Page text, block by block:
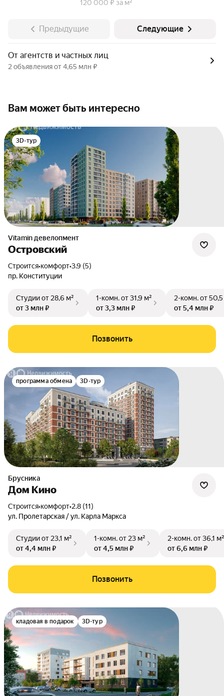
120 000 ₽ за м²
Предыдущие Следующие
От агентств и частных лиц
2 объявления от 4,65 млн ₽
Вам может быть интересно
3D-тур
Vitamin девелопмент
Островский
Строится•комфорт•3.9 (5)
пр. Конституции
Студииот 28,6 м²
от 3 млн ₽
1-комн.от 31,9 м²
от 3,3 млн ₽
2-комн.от
от 5,4 млн ₽
Позвонить
программа обмена 3D-тур
Брусника
Дом Кино
Строится•комфорт•2.8 (11)
ул. Пролетарская / ул. Карла Маркса
Студииот 23,1 м²
от 4,4 млн ₽
1-комн.от 23 м²
от 4,5 млн ₽
2-комн.от 36,1 м²
от 6,6 млн ₽
Позвонить
кладовая в подарок 3D-тур